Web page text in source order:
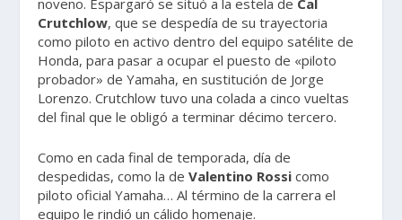
noveno. Espargaró se situó a la estela de Cal
Crutchlow, que se despedía de su trayectoria
como piloto en activo dentro del equipo satélite de
Honda, para pasar a ocupar el puesto de «piloto
probador» de Yamaha, en sustitución de Jorge
Lorenzo. Crutchlow tuvo una colada a cinco vueltas
del final que le obligó a terminar décimo tercero.
Como en cada final de temporada, día de
despedidas, como la deValentino Rossi como
piloto oficial Yamaha… Al término de la carrera el
equipo le rindió un cálido homenaje.